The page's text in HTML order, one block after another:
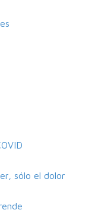
sólo el dolor